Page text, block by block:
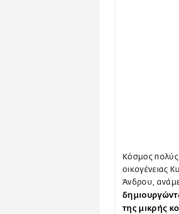
Κόσμος πολύς
οικογένειας
Άνδρου,
της μικρής